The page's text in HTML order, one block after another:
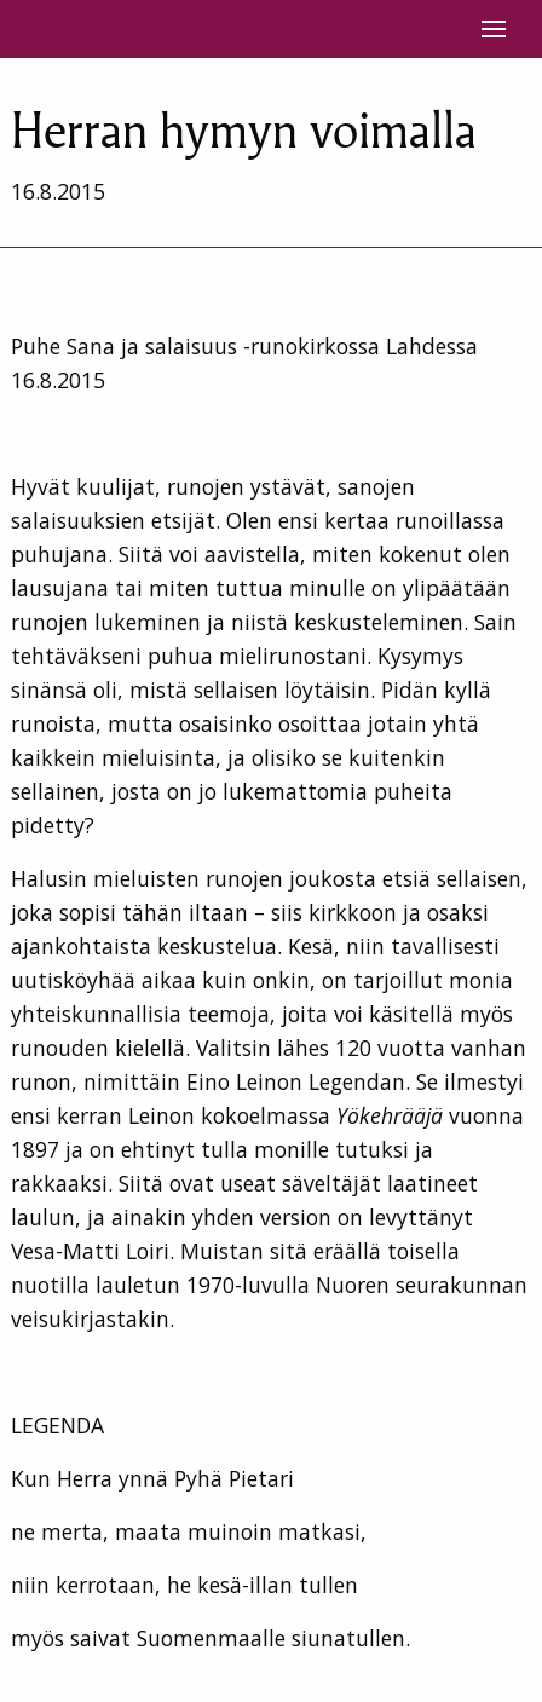
Herran hymyn voimalla
16.8.2015
Puhe Sana ja salaisuus -runokirkossa Lahdessa
16.8.2015
Hyvät kuulijat, runojen ystävät, sanojen
salaisuuksien etsijät. Olen ensi kertaa runoillassa
puhujana. Siitä voi aavistella, miten kokenut olen
lausujana tai miten tuttua minulle on ylipäätään
runojen lukeminen ja niistä keskusteleminen. Sain
tehtäväkseni puhua mielirunostani. Kysymys
sinänsä oli, mistä sellaisen löytäisin. Pidän kyllä
runoista, mutta osaisinko osoittaa jotain yhtä
kaikkein mieluisinta, ja olisiko se kuitenkin
sellainen, josta on jo lukemattomia puheita
pidetty?
Halusin mieluisten runojen joukosta etsiä sellaisen,
joka sopisi tähän iltaan – siis kirkkoon ja osaksi
ajankohtaista keskustelua. Kesä, niin tavallisesti
uutisköyhää aikaa kuin onkin, on tarjoillut monia
yhteiskunnallisia teemoja, joita voi käsitellä myös
runouden kielellä. Valitsin lähes 120 vuotta vanhan
runon, nimittäin Eino Leinon Legendan. Se ilmestyi
ensi kerran Leinon kokoelmassa Yökehrääjä vuonna
1897 ja on ehtinyt tulla monille tutuksi ja
rakkaaksi. Siitä ovat useat säveltäjät laatineet
laulun, ja ainakin yhden version on levyttänyt
Vesa-Matti Loiri. Muistan sitä eräällä toisella
nuotilla lauletun 1970-luvulla Nuoren seurakunnan
veisukirjastakin.
LEGENDA
Kun Herra ynnä Pyhä Pietari
ne merta, maata muinoin matkasi,
niin kerrotaan, he kesä-illan tullen
myös saivat Suomenmaalle siunatullen.